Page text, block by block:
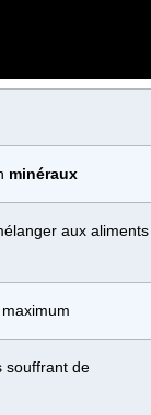
minéraux
aux aliments
maximum
souffrant de